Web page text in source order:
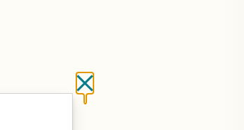
Close without saving